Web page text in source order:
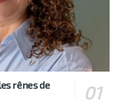
rênes de